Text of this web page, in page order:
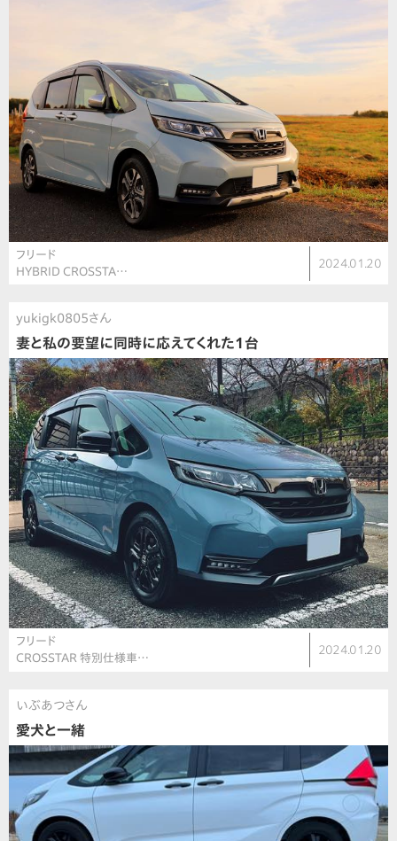
フリード
HYBRID CROSSTA…
2024.01.20
yukigk0805さん
妻と私の要望に同時に応えてくれた1台
フリード
CROSSTAR 特別仕様車…
2024.01.20
いぶあつさん
愛犬と一緒